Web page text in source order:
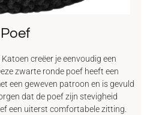
creëer je eenvoudig een
zwarte ronde poef heeft een
een geweven patroon en is gevuld
dat de poef zijn stevigheid
een uiterst comfortabele zitting.